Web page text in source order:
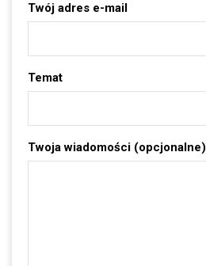
Twój adres e-mail
Temat
Twoja wiadomości (opcjonalne)